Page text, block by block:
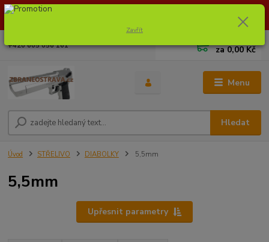
Dostupnost zboží si ověřte na info@zbraneostrava.cz nebo tel.
Menu
Hledat
+420 605 056 161 za0,00 Kč
Úvod STŘELIVO DIABOLKY 5,5mm
5,5mm
Upřesnit parametry
Zavřít